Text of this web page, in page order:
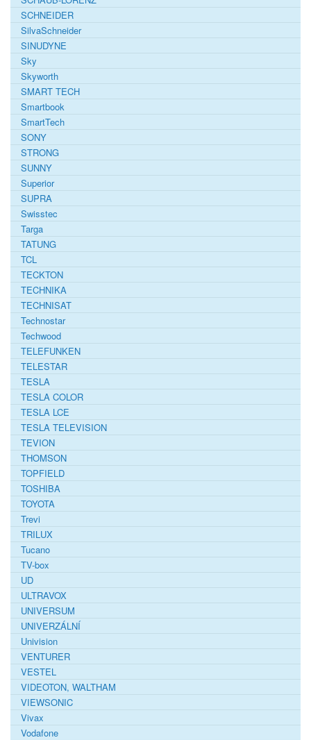
SCHNEIDER
SilvaSchneider
SINUDYNE
Sky
Skyworth
SMART TECH
Smartbook
SmartTech
SONY
STRONG
SUNNY
Superior
SUPRA
Swisstec
Targa
TATUNG
TCL
TECKTON
TECHNIKA
TECHNISAT
Technostar
Techwood
TELEFUNKEN
TELESTAR
TESLA
TESLA COLOR
TESLA LCE
TESLA TELEVISION
TEVION
THOMSON
TOPFIELD
TOSHIBA
TOYOTA
Trevi
TRILUX
Tucano
TV-box
UD
ULTRAVOX
UNIVERSUM
UNIVERZÁLNÍ
Univision
VENTURER
VESTEL
VIDEOTON, WALTHAM
VIEWSONIC
Vivax
Vodafone